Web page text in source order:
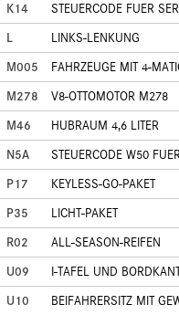
K14
STEUERCODE FUER
L
LINKS-LENKUNG
M005
FAHRZEUGE MIT 4-
M278
V8-OTTOMOTOR M278
M46
HUBRAUM 4,6 LITER
N5A
STEUERCODE W50
P17
KEYLESS-GO-PAKET
P35
LICHT-PAKET
R02
ALL-SEASON-REIFEN
U09
I-TAFEL UND
U10
BEIFAHRERSITZ MIT